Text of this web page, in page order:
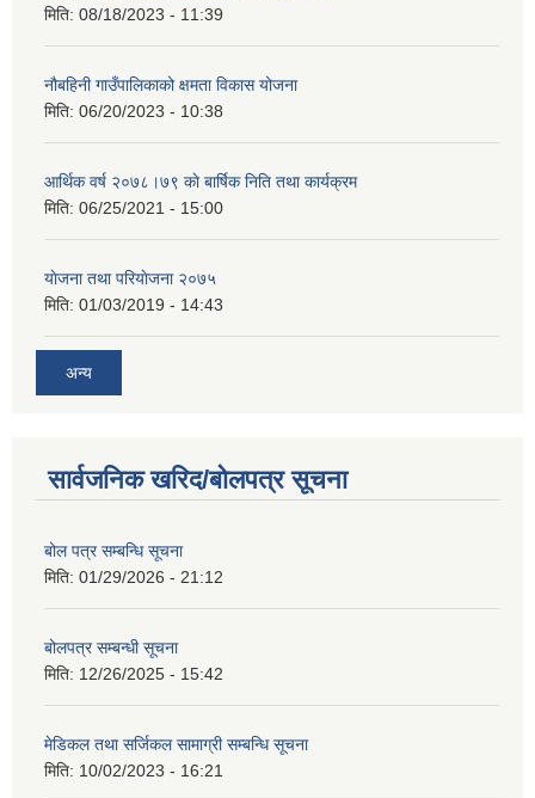
मिति: 08/18/2023 - 11:39
नौबहिनी गाउँपालिकाको क्षमता विकास योजना
मिति: 06/20/2023 - 10:38
आर्थिक वर्ष २०७८।७९ काे बार्षिक निति तथा कार्यक्रम
मिति: 06/25/2021 - 15:00
याेजना तथा परियाेजना २०७५
मिति: 01/03/2019 - 14:43
अन्य
सार्वजनिक खरिद/बोलपत्र सूचना
बोल पत्र सम्बन्धि सूचना
मिति: 01/29/2026 - 21:12
बोलपत्र सम्बन्धी सूचना
मिति: 12/26/2025 - 15:42
मेडिकल तथा सर्जिकल सामाग्री सम्बन्धि सूचना
मिति: 10/02/2023 - 16:21